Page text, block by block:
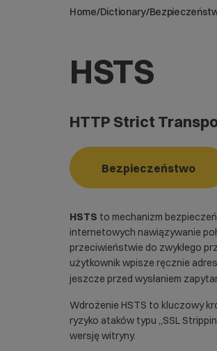
Home/Dictionary/
HSTS
HTTP Strict
Bezpieczeństwo
HSTS to mechanizm
internetowych nawiązywanie
przeciwieństwie do zwykłego
użytkownik wpisze ręcznie
jeszcze przed wysłaniem
Wdrożenie HSTS to kluczowy
ryzyko ataków typu „SSL
wersję witryny.